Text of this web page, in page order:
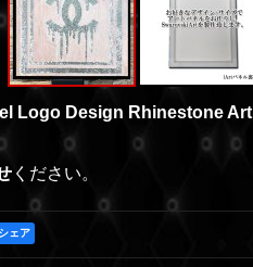
Logo Design Rhinestone Art
ください。
ェア